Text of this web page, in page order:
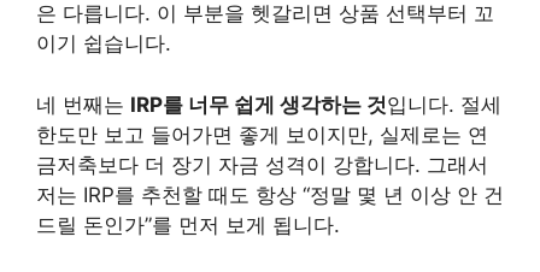
은 다릅니다. 이 부분을 헷갈리면 상품 선택부터 꼬
이기 쉽습니다.
네 번째는 IRP를 너무 쉽게 생각하는 것입니다. 절세
한도만 보고 들어가면 좋게 보이지만, 실제로는 연
금저축보다 더 장기 자금 성격이 강합니다. 그래서
저는 IRP를 추천할 때도 항상 “정말 몇 년 이상 안 건
드릴 돈인가”를 먼저 보게 됩니다.